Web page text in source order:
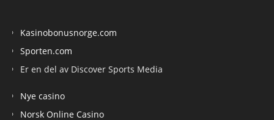
Kasinobonusnorge.com
Sporten.com
Er en del av Discover Sports Media
Nye casino
Norsk Online Casino